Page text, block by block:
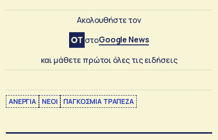
Ακολουθήστε τον
στοGoogle News
και μάθετε πρώτοι όλες τις ειδήσεις
ΑΝΕΡΓΙΑ ΝΕΟΙ ΠΑΓΚΟΣΜΙΑ ΤΡΑΠΕΖΑ